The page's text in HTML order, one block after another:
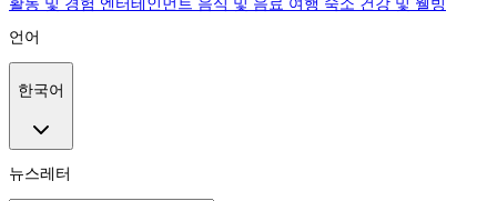
활동 및 경험 엔터테인먼트 음식 및 음료 여행 숙소 건강 및 웰빙
언어
한국어
뉴스레터